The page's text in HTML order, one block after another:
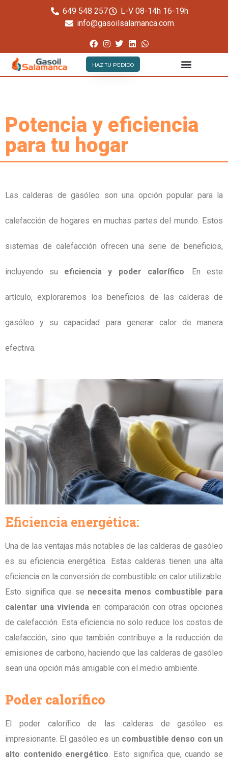
649 548 257
L-V 08-14h 16-19h
info@gasoilsalamanca.com
HAZ TU PEDIDO
Potencia y eficiencia
para tu hogar
Las calderas de gasóleo son una opción popular para la
calefacción de hogares en muchas partes del mundo. Estos
sistemas de calefacción ofrecen una serie de beneficios,
incluyendo su eficiencia y poder calorífico . En este
artículo, exploraremos los beneficios de las calderas de
gasóleo y su capacidad para generar calor de manera
efectiva.
Eficiencia energética:
Una de las ventajas más notables de las calderas de gasóleo
es su eficiencia energética. Estas calderas tienen una alta
eficiencia en la conversión de combustible en calor utilizable.
Esto significa que se necesita menos combustible para
calentar una vivienda en comparación con otras opciones
de calefacción. Esta eficiencia no solo reduce los costos de
calefacción, sino que también contribuye a la reducción de
emisiones de carbono, haciendo que las calderas de gasóleo
sean una opción más amigable con el medio ambiente.
Poder calorífico
El poder calorífico de las calderas de gasóleo es
impresionante. El gasóleo es un combustible denso con un
alto contenido energético. Esto significa que, cuando se